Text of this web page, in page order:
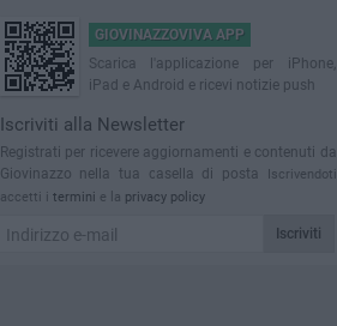
GIOVINAZZOVIVA APP
Scarica l'applicazione per iPhone,
iPad e Android e ricevi notizie push
Iscriviti alla Newsletter
Registrati per ricevere aggiornamenti e contenuti da
Giovinazzo nella tua casella di posta
Iscrivendoti
accetti i termini e la privacy policy
Iscriviti